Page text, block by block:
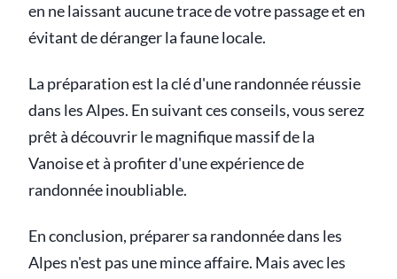
en ne laissant aucune trace de votre passage et en
évitant de déranger la faune locale.
La préparation est la clé d'une randonnée réussie
dans les Alpes. En suivant ces conseils, vous serez
prêt à découvrir le magnifique massif de la
Vanoise et à profiter d'une expérience de
randonnée inoubliable.
En conclusion, préparer sa randonnée dans les
Alpes n'est pas une mince affaire. Mais avec les